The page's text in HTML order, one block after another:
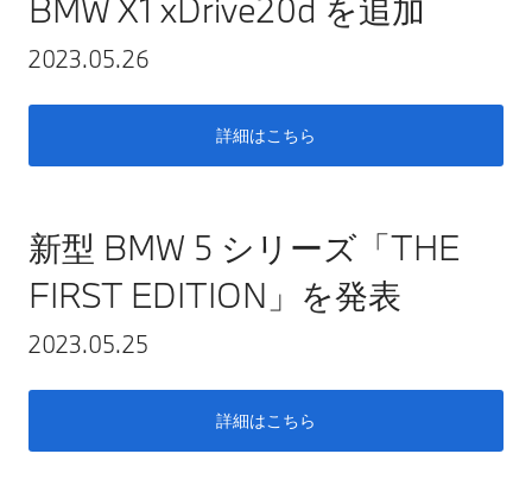
BMW X1 xDrive20d を追加
2023.05.26
詳細はこちら
新型 BMW 5 シリーズ「THE
FIRST EDITION」を発表
2023.05.25
詳細はこちら